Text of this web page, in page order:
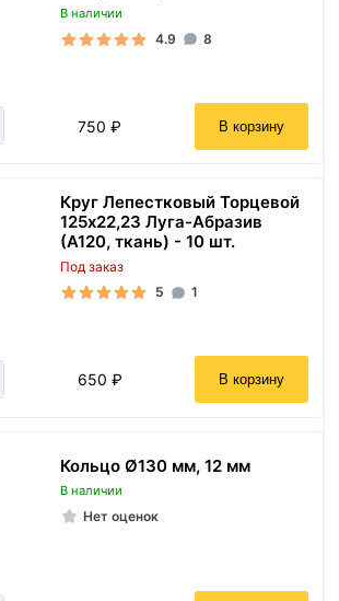
В наличии
4.9 8
750 ₽ В корзину
Круг Лепестковый Торцевой
125х22,23 Луга-Абразив
(А120, ткань) - 10 шт.
Под заказ
5
1
650 ₽ В корзину
Кольцо Ø130 мм, 12 мм
В наличии
Нет оценок